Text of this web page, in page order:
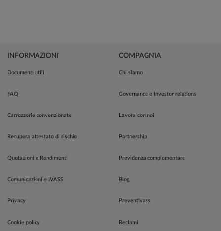
INFORMAZIONI
Documenti utili
FAQ
Carrozzerie convenzionate
Recupera attestato di rischio
Quotazioni e Rendimenti
Comunicazioni e IVASS
Privacy
Cookie policy
COMPAGNIA
Chi siamo
Governance e Investor relations
Lavora con noi
Partnership
Previdenza complementare
Blog
Preventivass
Reclami